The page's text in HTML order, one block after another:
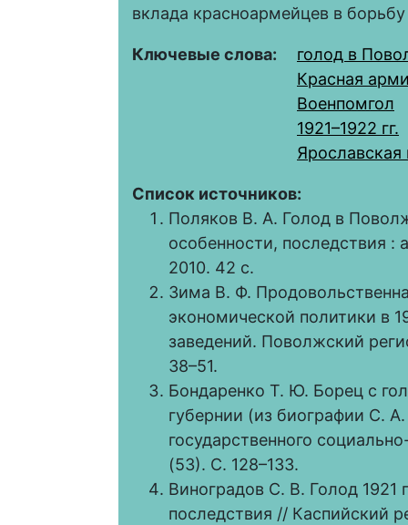
вклада красноармейцев в
Ключевые слова:
голод в
Красная
Военпомгол
1921–1922 гг.
Ярославская
Список источников:
Поляков В. А. Голод в
особенности, последствия :
2010. 42 с.
Зима В. Ф.
экономической политики в
заведений. Поволжский
38–51.
Бондаренко Т. Ю. Борец с
губернии (из биографии С.
государственного
(53). С. 128–133.
Виноградов С. В. Голод
последствия // Каспийский